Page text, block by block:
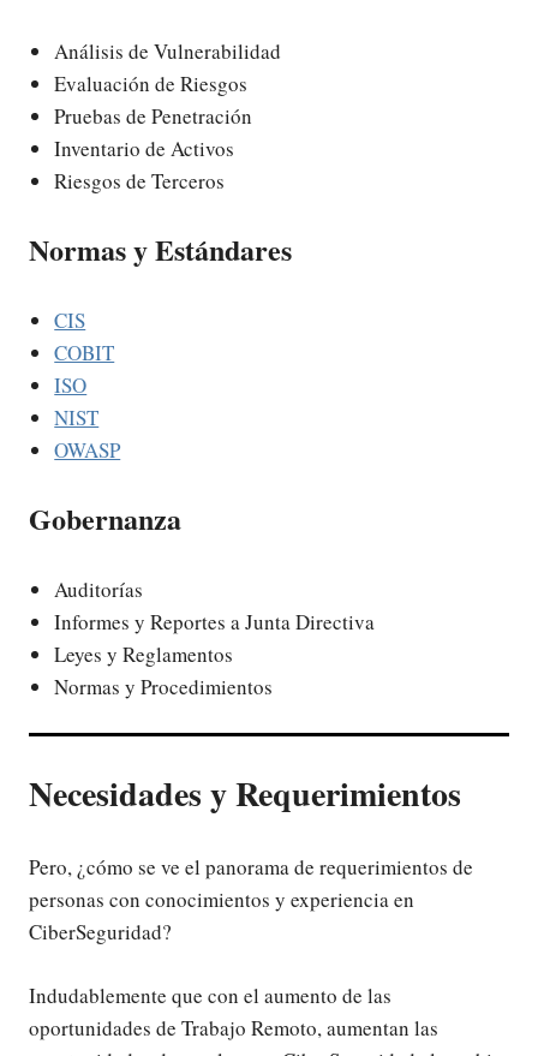
Análisis de Vulnerabilidad
Evaluación de Riesgos
Pruebas de Penetración
Inventario de Activos
Riesgos de Terceros
Normas y Estándares
CIS
COBIT
ISO
NIST
OWASP
Gobernanza
Auditorías
Informes y Reportes a Junta Directiva
Leyes y Reglamentos
Normas y Procedimientos
Necesidades y Requerimientos
Pero, ¿cómo se ve el panorama de requerimientos de
personas con conocimientos y experiencia en
CiberSeguridad?
Indudablemente que con el aumento de las
oportunidades de Trabajo Remoto, aumentan las